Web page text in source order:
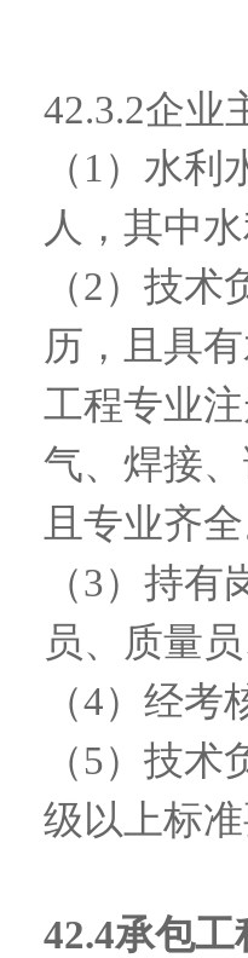
42.3.2企业
（ 1）水利
人，其中
（2）技术
历，且具
工程专业
气、焊接
且专业齐全
（3）持有
员、质量
（4）经考
（5）技术
级以上标
42.4承包工